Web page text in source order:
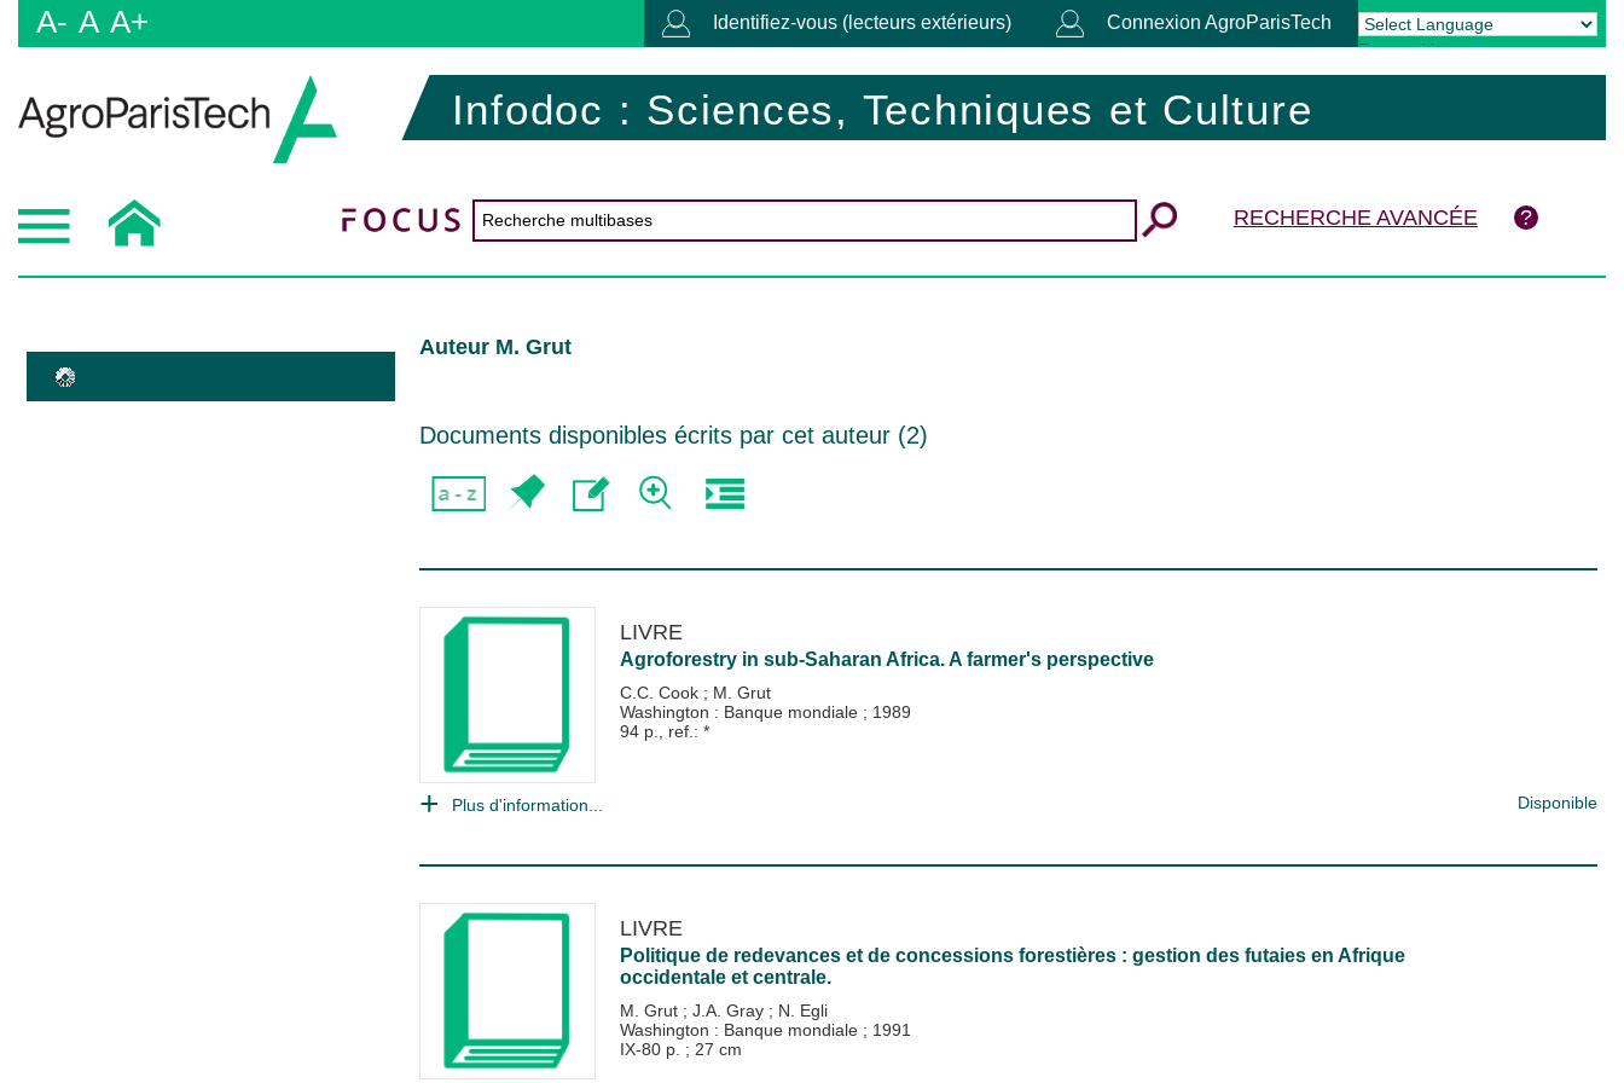
A- A A+ Identifiez-vous (lecteurs extérieurs) Connexion AgroParisTech
Powered by Translate
Infodoc : Sciences, Techniques et Culture
RECHERCHE AVANCÉE
Auteur M. Grut
Documents disponibles écrits par cet auteur (2)
LIVRE
Agroforestry in sub-Saharan Africa. A farmer's perspective
C.C. Cook ; M. Grut
Washington : Banque mondiale ; 1989
94 p., ref.: *
Plus d'information... Disponible
LIVRE
Politique de redevances et de concessions forestières : gestion des futaies en Afrique
occidentale et centrale.
M. Grut ; J.A. Gray ; N. Egli
Washington : Banque mondiale ; 1991
IX-80 p. ; 27 cm